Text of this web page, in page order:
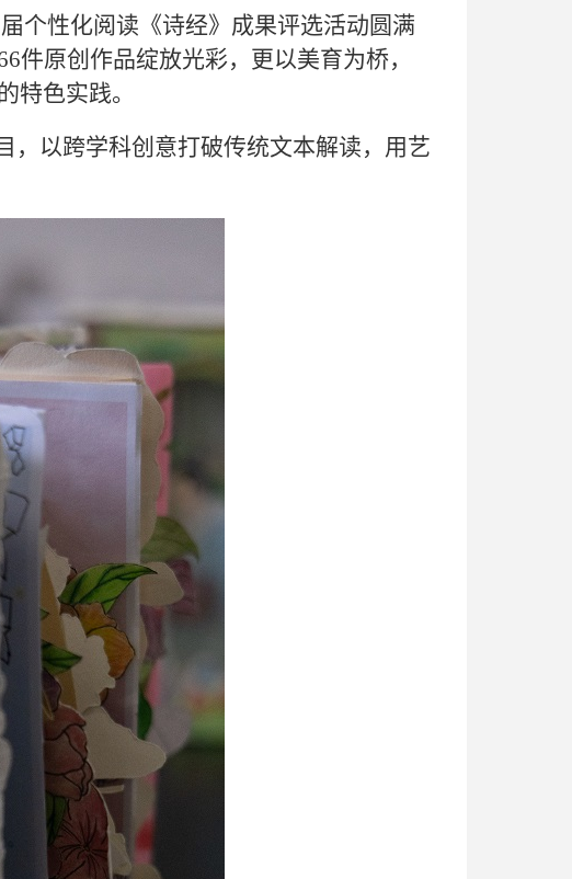
个性化阅读《诗经》成果评选活动圆满
件原创作品绽放光彩，更以美育为桥，
特色实践。
，以跨学科创意打破传统文本解读， 用艺